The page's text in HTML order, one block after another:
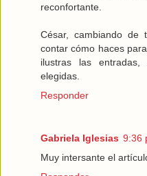
reconfortante.
César, cambiando de
contar cómo haces
ilustras las
elegidas.
Responder
Gabriela Iglesias 9:36
Muy intersante el